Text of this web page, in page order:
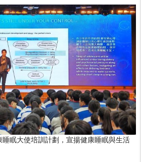
睡眠大使培訓計劃，宣揚健康睡眠與生活